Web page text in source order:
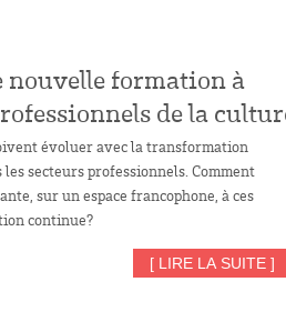
nouvelle formation à
de la
évoluer avec la transformation
secteurs professionnels. Comment
sur un espace francophone, à ces
continue?
[ LIRE LA SUITE ]